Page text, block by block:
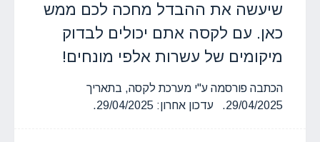
שיעשה את ההבדל מחכה לכם ממש
כאן. עם לקסה אתם יכולים לבדוק
מיקומים של עשרות אלפי מונחים!
הכתבה פורסמה ע"י מערכת לקסה, בתאריך
29/04/2025. עדכון אחרון: 29/04/2025.